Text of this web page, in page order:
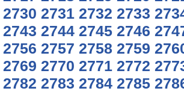
2730 2731 2732 2733
2743 2744 2745 2746
2756 2757 2758 2759
2769 2770 2771 2772
2782 2783 2784 2785